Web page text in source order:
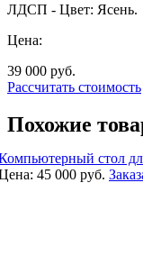
ЛДСП - Цвет: Ясень.
Цена:
39 000 руб.
Рассчитать стоимость
Похожие
стол
45 000 руб.